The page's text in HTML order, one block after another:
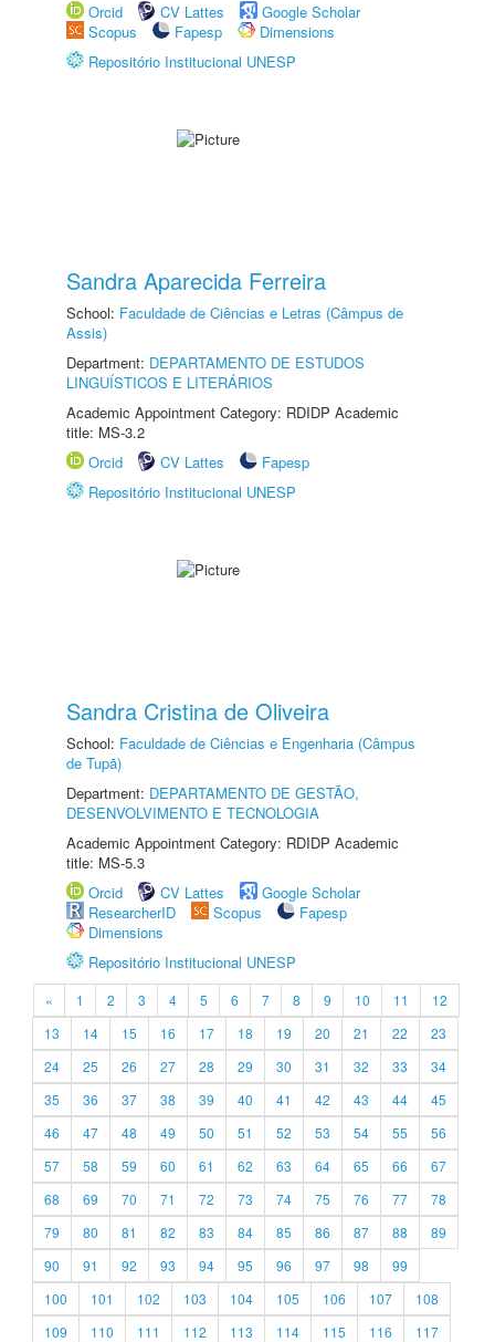
Orcid
CV Lattes
Google Scholar
Scopus
Fapesp
Dimensions
Repositório Institucional UNESP
Sandra Aparecida Ferreira
School: Faculdade de Ciências e Letras (Câmpus de
Assis)
Department: DEPARTAMENTO DE ESTUDOS
LINGUÍSTICOS E LITERÁRIOS
Academic Appointment Category: RDIDP Academic
title: MS-3.2
Orcid
CV Lattes
Fapesp
Repositório Institucional UNESP
Sandra Cristina de Oliveira
School: Faculdade de Ciências e Engenharia (Câmpus
de Tupã)
Department: DEPARTAMENTO DE GESTÃO,
DESENVOLVIMENTO E TECNOLOGIA
Academic Appointment Category: RDIDP Academic
title: MS-5.3
Orcid
CV Lattes
Google Scholar
ResearcherID
Scopus
Fapesp
Dimensions
Repositório Institucional UNESP
« 1 2 3 4 5 6 7 8 9 10 11
12
13
14 15 16 17 18 19 20 21 22
23
24
25 26 27 28 29 30 31 32 33
34
35
36 37 38 39 40 41 42 43 44
45
46
47 48 49 50 51 52 53 54 55
56
57
58 59 60 61 62 63 64 65 66
67
68
69 70 71 72 73 74 75 76 77
78
79
80 81 82 83 84 85 86 87 88
89
90
91 92 93 94 95 96 97 98
99
100
101 102 103 104 105 106 107
108
109
110 111 112 113 114 115 116
117